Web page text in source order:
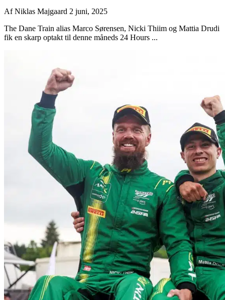
AfNiklas Majgaard 2 juni, 2025
The Dane Train alias Marco Sørensen, Nicki Thiim og Mattia Drudi
fik en skarp optakt til denne måneds 24 Hours ...